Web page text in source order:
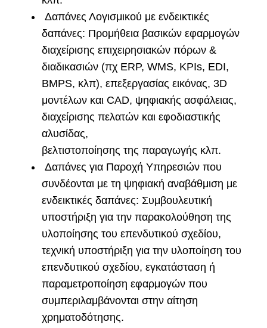
Δαπάνες Λογισμικού με ενδεικτικές
δαπάνες: Προμήθεια βασικών εφαρμογών
διαχείρισης επιχειρησιακών πόρων &
διαδικασιών (πχ ERP, WMS, KPIs, ΕDI,
ΒΜPS, κλπ), επεξεργασίας εικόνας, 3D
μοντέλων και CAD, ψηφιακής ασφάλειας,
διαχείρισης πελατών και εφοδιαστικής
αλυσίδας,
βελτιστοποίησης της παραγωγής κλπ.
Δαπάνες για Παροχή Υπηρεσιών που
συνδέονται με τη ψηφιακή αναβάθμιση με
ενδεικτικές δαπάνες: Συμβουλευτική
υποστήριξη για την παρακολούθηση της
υλοποίησης του επενδυτικού σχεδίου,
τεχνική υποστήριξη για την υλοποίηση του
επενδυτικού σχεδίου, εγκατάσταση ή
παραμετροποίηση εφαρμογών που
συμπεριλαμβάνονται στην αίτηση
χρηματοδότησης.